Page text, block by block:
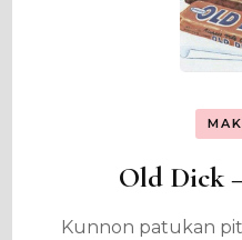
Old Dick
Kunnon patukan